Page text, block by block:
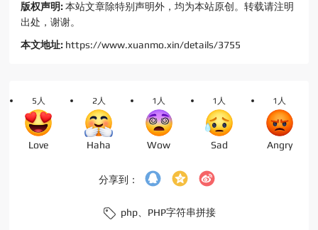
版权声明:本站文章除特别声明外，均为本站原创。转载请注明
出处，谢谢。
本文地址: https://www.xuanmo.xin/details/3755
5人
Love
2人
Haha
1人
Wow
1人
Sad
1人
Angry
分享到：
php、 PHP字符串拼接